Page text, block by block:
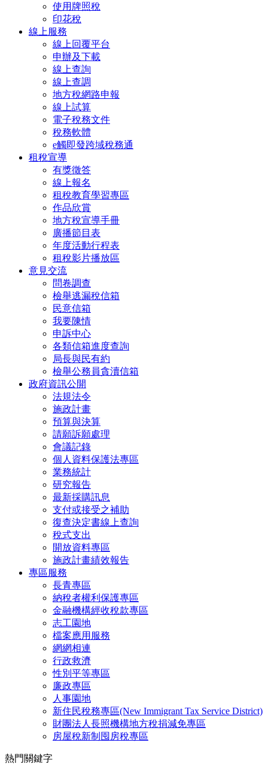
使用牌照稅
印花稅
線上服務
線上回覆平台
申辦及下載
線上查詢
線上查調
地方稅網路申報
線上試算
電子稅務文件
稅務軟體
e觸即發跨域稅務通
租稅宣導
有獎徵答
線上報名
租稅教育學習專區
作品欣賞
地方稅宣導手冊
廣播節目表
年度活動行程表
租稅影片播放區
意見交流
問卷調查
檢舉逃漏稅信箱
民意信箱
我要陳情
申訴中心
各類信箱進度查詢
局長與民有約
檢舉公務員貪瀆信箱
政府資訊公開
法規法令
施政計畫
預算與決算
請願訴願處理
會議記錄
個人資料保護法專區
業務統計
研究報告
最新採購訊息
支付或接受之補助
復查決定書線上查詢
稅式支出
開放資料專區
施政計畫績效報告
專區服務
長青專區
納稅者權利保護專區
金融機構經收稅款專區
志工園地
檔案應用服務
網網相連
行政救濟
性別平等專區
廉政專區
人事園地
新住民稅務專區(New Immigrant Tax Service District)
財團法人長照機構地方稅捐減免專區
房屋稅新制囤房稅專區
熱門關鍵字